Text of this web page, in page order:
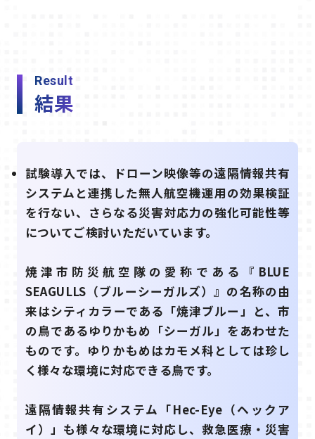
Result
結果
試験導入では、ドローン映像等の遠隔情報共有
システムと連携した無人航空機運用の効果検証
を行ない、さらなる災害対応力の強化可能性等
についてご検討いただいています。
焼津市防災航空隊の愛称である『BLUE
SEAGULLS（ブルーシーガルズ）』の名称の由
来はシティカラーである「焼津ブルー」と、市
の鳥であるゆりかもめ「シーガル」をあわせた
ものです。ゆりかもめはカモメ科としては珍し
く様々な環境に対応できる鳥です。
遠隔情報共有システム「Hec-Eye（ヘックア
イ）」も様々な環境に対応し、救急医療・災害